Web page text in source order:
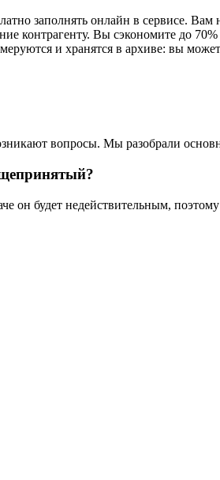
заполнять онлайн в сервисе. Вам
контрагенту. Вы сэкономите до
и хранятся в архиве: вы
вопросы. Мы разобрали
он будет недействительным,